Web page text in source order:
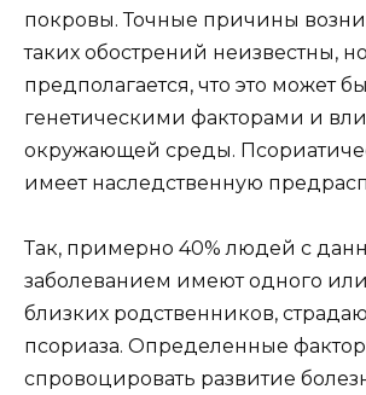
покровы. Точные причины
таких обострений неизвестны, но
предполагается, что это может
генетическими факторами и
окружающей среды.
имеет наследственную
Так, примерно 40% людей с
заболеванием имеют одного
близких родственников,
псориаза. Определенные
спровоцировать развитие